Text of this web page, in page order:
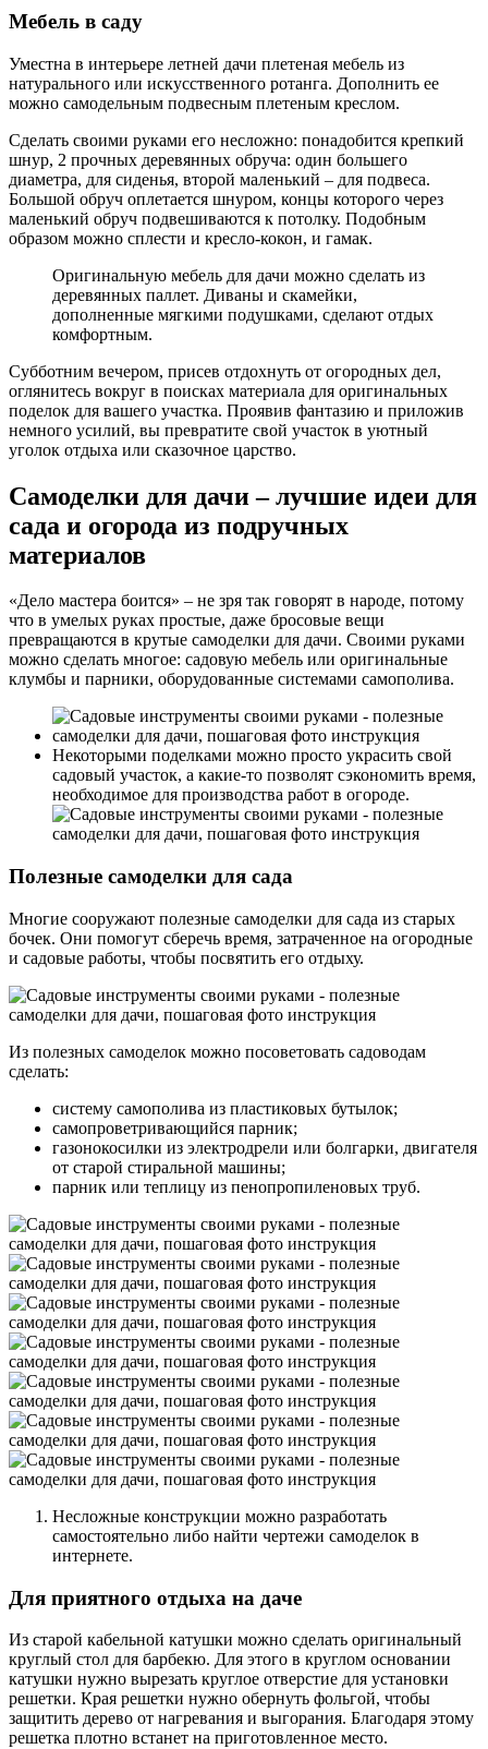
Мебель в саду
Уместна в интерьере летней дачи плетеная мебель из
натурального или искусственного ротанга. Дополнить ее
можно самодельным подвесным плетеным креслом.
Сделать своими руками его несложно: понадобится крепкий
шнур, 2 прочных деревянных обруча: один большего
диаметра, для сиденья, второй маленький – для подвеса.
Большой обруч оплетается шнуром, концы которого через
маленький обруч подвешиваются к потолку. Подобным
образом можно сплести и кресло-кокон, и гамак.
Оригинальную мебель для дачи можно сделать из
деревянных паллет. Диваны и скамейки,
дополненные мягкими подушками, сделают отдых
комфортным.
Субботним вечером, присев отдохнуть от огородных дел,
оглянитесь вокруг в поисках материала для оригинальных
поделок для вашего участка. Проявив фантазию и приложив
немного усилий, вы превратите свой участок в уютный
уголок отдыха или сказочное царство.
Самоделки для дачи – лучшие идеи для
сада и огорода из подручных
материалов
«Дело мастера боится» – не зря так говорят в народе, потому
что в умелых руках простые, даже бросовые вещи
превращаются в крутые самоделки для дачи. Своими руками
можно сделать многое: садовую мебель или оригинальные
клумбы и парники, оборудованные системами самополива.
Некоторыми поделками можно просто украсить свой
садовый участок, а какие-то позволят сэкономить время,
необходимое для производства работ в огороде.
Полезные самоделки для сада
Многие сооружают полезные самоделки для сада из старых
бочек. Они помогут сберечь время, затраченное на огородные
и садовые работы, чтобы посвятить его отдыху.
Из полезных самоделок можно посоветовать садоводам
сделать:
систему самополива из пластиковых бутылок;
самопроветривающийся парник;
газонокосилки из электродрели или болгарки, двигателя
от старой стиральной машины;
парник или теплицу из пенопропиленовых труб.
Несложные конструкции можно разработать
самостоятельно либо найти чертежи самоделок в
интернете.
Для приятного отдыха на даче
Из старой кабельной катушки можно сделать оригинальный
круглый стол для барбекю. Для этого в круглом основании
катушки нужно вырезать круглое отверстие для установки
решетки. Края решетки нужно обернуть фольгой, чтобы
защитить дерево от нагревания и выгорания. Благодаря этому
решетка плотно встанет на приготовленное место.